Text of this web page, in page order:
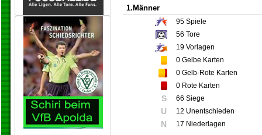
1.Männer
95 Spiele
56 Tore
19 Vorlagen
0 Gelbe Karten
0 Gelb-Rote Karten
0 Rote Karten
S 66 Siege
U 12 Unentschieden
N 17 Niederlagen